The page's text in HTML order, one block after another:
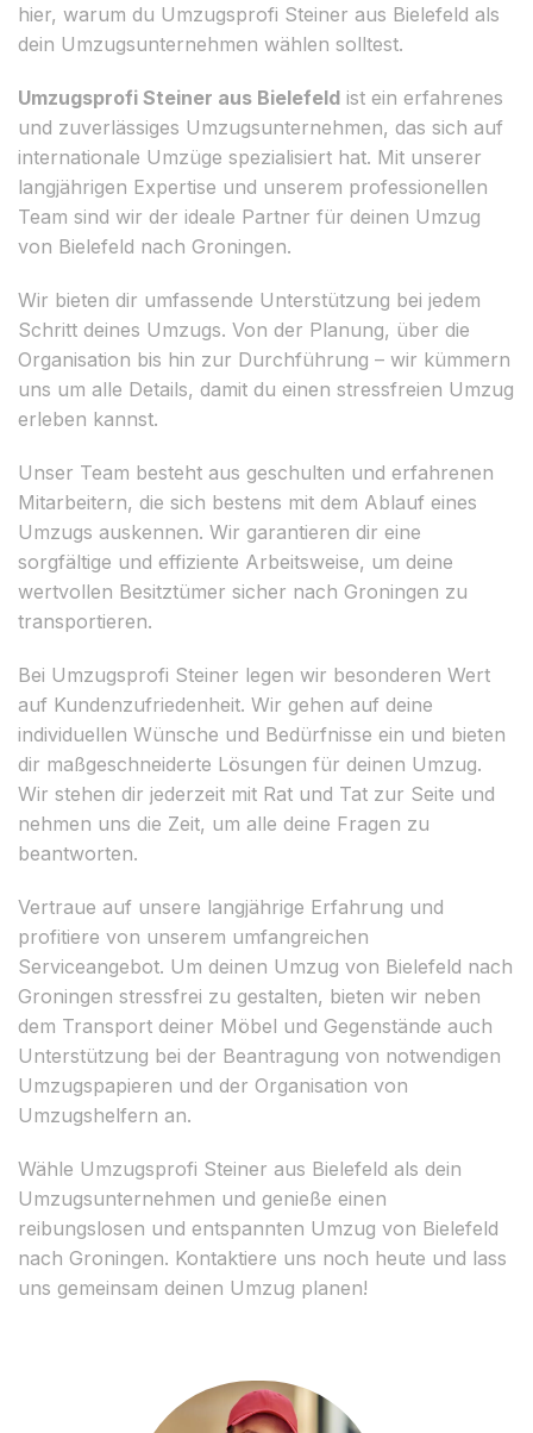
hier, warum du Umzugsprofi Steiner aus Bielefeld als
dein Umzugsunternehmen wählen solltest.
Umzugsprofi Steiner aus Bielefeld ist ein erfahrenes
und zuverlässiges Umzugsunternehmen, das sich auf
internationale Umzüge spezialisiert hat. Mit unserer
langjährigen Expertise und unserem professionellen
Team sind wir der ideale Partner für deinen Umzug
von Bielefeld nach Groningen.
Wir bieten dir umfassende Unterstützung bei jedem
Schritt deines Umzugs. Von der Planung, über die
Organisation bis hin zur Durchführung – wir kümmern
uns um alle Details, damit du einen stressfreien Umzug
erleben kannst.
Unser Team besteht aus geschulten und erfahrenen
Mitarbeitern, die sich bestens mit dem Ablauf eines
Umzugs auskennen. Wir garantieren dir eine
sorgfältige und effiziente Arbeitsweise, um deine
wertvollen Besitztümer sicher nach Groningen zu
transportieren.
Bei Umzugsprofi Steiner legen wir besonderen Wert
auf Kundenzufriedenheit. Wir gehen auf deine
individuellen Wünsche und Bedürfnisse ein und bieten
dir maßgeschneiderte Lösungen für deinen Umzug.
Wir stehen dir jederzeit mit Rat und Tat zur Seite und
nehmen uns die Zeit, um alle deine Fragen zu
beantworten.
Vertraue auf unsere langjährige Erfahrung und
profitiere von unserem umfangreichen
Serviceangebot. Um deinen Umzug von Bielefeld nach
Groningen stressfrei zu gestalten, bieten wir neben
dem Transport deiner Möbel und Gegenstände auch
Unterstützung bei der Beantragung von notwendigen
Umzugspapieren und der Organisation von
Umzugshelfern an.
Wähle Umzugsprofi Steiner aus Bielefeld als dein
Umzugsunternehmen und genieße einen
reibungslosen und entspannten Umzug von Bielefeld
nach Groningen. Kontaktiere uns noch heute und lass
uns gemeinsam deinen Umzug planen!